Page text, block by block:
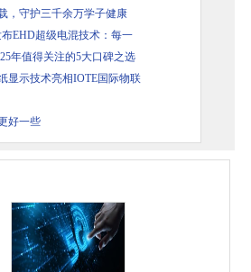
，守护三千余万学子健康
EHD超级电混技术：每一
年值得关注的5大口碑之选
显示技术亮相IOTE国际物联
好一些